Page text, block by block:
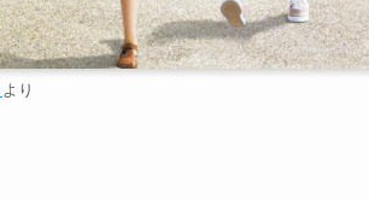
より